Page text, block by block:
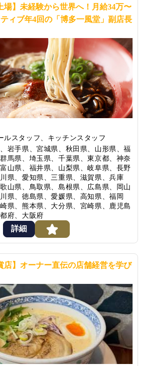
場】未経験から世界へ！月給34万〜
ィブ年4回の「博多一風堂」副店長
ルスタッフ、キッチンスタッフ
岩手県、宮城県、秋田県、山形県、福
馬県、埼玉県、千葉県、東京都、神奈
山県、福井県、山梨県、岐阜県、長野
県、愛知県、三重県、滋賀県、兵庫
山県、鳥取県、島根県、広島県、岡山
県、徳島県、愛媛県、高知県、福岡
県、熊本県、大分県、宮崎県、鹿児島
府、大阪府
詳細
店】オーナー直伝の店舗経営を学び